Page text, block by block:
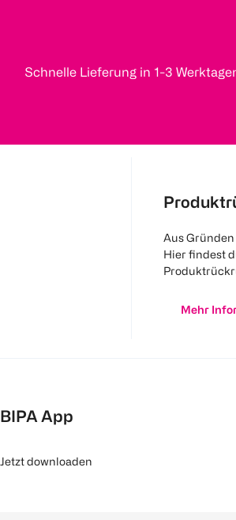
Schnelle Lieferung in 1-3
Aus
Hier findest
Mehr
BIPA App
Jetzt downloaden